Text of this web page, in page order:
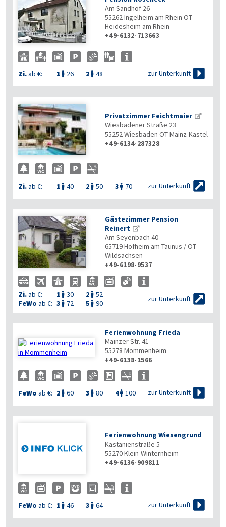
Am Sandhof 26
55262Ingelheim am Rhein OT
Heidesheim am Rhein
+49-6132-713663
Zi.ab €: 1  26 2  48 zur Unterkunft 

Privatzimmer Feichtmaier
Wiesbadener Straße 23
55252Wiesbaden OT Mainz-Kastel
+49-6134-287328
Zi.ab €: 1  40 2  50 3  70 zur Unterkunft 

Gästezimmer Pension
Reinert
Am Seyenbach 40
65719Hofheim am Taunus / OT
Wildsachsen
+49-6198-9537
Zi.ab €: 1  30 2  52
FeWo ab €: 3  72 5  90
zur Unterkunft 

Ferienwohnung Frieda
Mainzer Str. 41
55278 Mommenheim
+49-6138-1566
FeWo ab €: 2  60 3  80 4 100 zur Unterkunft 
Ferienwohnung Wiesengrund
Kastanienstraße 5
55270Klein-Winternheim
+49-6136-909811
FeWo ab €: 1  46 3  64 zur Unterkunft 